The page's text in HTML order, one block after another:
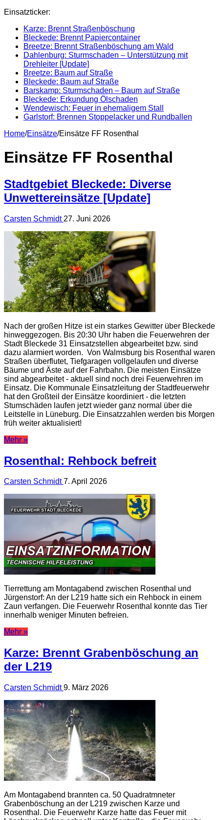
Einsatzticker:
Karze: Brennt Straßenböschung
Bleckede: Brennt Papiercontainer
Breetze: Brennt Straßenböschung am Wald
Dahlenburg: Sturmschaden – Unterstützung mit
Drehleiter [Update]
Breetze: Baum auf Straße
Bleckede: Baum auf Straße
Barskamp: Sturmschaden – Baum auf Straße
Bleckede: Erkundung Ölschaden
Wendewisch: Feuer in ehemaligem Stall
Garlstorf: Brennen Stoppelacker und Rundballen
Home/Einsätze/Einsätze FF Rosenthal
Einsätze FF Rosenthal
Stadtgebiet Bleckede: Diverse
Unwettereinsätze [Update]
Carsten Schmidt 27. Juni 2026
Nach der großen Hitze ist ein starkes Gewitter über Bleckede
hinweggezogen. Bis 20:30 Uhr haben die Feuerwehren der
Stadt Bleckede 31 Einsatzstellen abgearbeitet bzw. sind
dazu alarmiert worden. Von Walmsburg bis Rosenthal waren
Straßen überflutet, Tiefgaragen vollgelaufen und diverse
Bäume und Äste auf der Fahrbahn. Die meisten Einsätze
sind abgearbeitet - aktuell sind noch drei Feuerwehren im
Einsatz. Die Kommunale Einsatzleitung der Stadtfeuerwehr
hat den Großteil der Einsätze koordiniert - die letzten
Stumschäden laufen jetzt wieder ganz normal über die
Leitstelle in Lüneburg. Die Einsatzzahlen werden bis Morgen
früh weiter aktualisiert!
Mehr »
Rosenthal: Rehbock befreit
Carsten Schmidt7. April 2026
Tierrettung am Montagabend zwischen Rosenthal und
Jürgenstorf: An der L219 hatte sich ein Rehbock in einem
Zaun verfangen. Die Feuerwehr Rosenthal konnte das Tier
innerhalb weniger Minuten befreien.
Mehr »
Karze: Brennt Grabenböschung an
der L219
Carsten Schmidt9. März 2026
Am Montagabend brannten ca. 50 Quadratmneter
Grabenböschung an der L219 zwischen Karze und
Rosenthal. Die Feuerwehr Karze hatte das Feuer mit